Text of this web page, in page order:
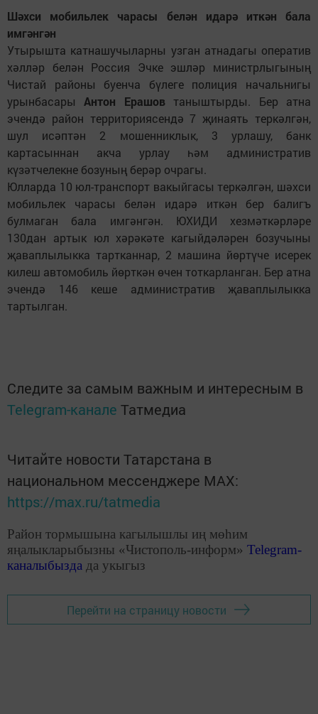
Шәхси мобильлек чарасы белән идарә иткән бала
имгәнгән
Утырышта катнашучыларны узган атнадагы оператив
хәлләр белән Россия Эчке эшләр министрлыгының
Чистай районы буенча бүлеге полиция начальнигы
урынбасарыАнтон Ерашовтаныштырды. Бер атна
эчендә район территориясендә 7 җинаять теркәлгән,
шул исәптән 2 мошенниклык, 3 урлашу, банк
картасыннан акча урлау һәм административ
күзәтчелекне бозуның берәр очрагы.
Юлларда 10 юл-транспорт вакыйгасы теркәлгән, шәхси
мобильлек чарасы белән идарә иткән бер балигъ
булмаган бала имгәнгән. ЮХИДИ хезмәткәрләре
130дан артык юл хәрәкәте кагыйдәләрен бозучыны
җаваплылыкка тартканнар, 2 машина йөртүче исерек
килеш автомобиль йөрткән өчен тоткарланган. Бер атна
эчендә 146 кеше административ җаваплылыкка
тартылган.
Следите за самым важным и интересным в
Telegram-канале Татмедиа
Читайте новости Татарстана в
национальном мессенджере MАХ:
https://max.ru/tatmedia
Район тормышына кагылышлы иң мөһим
яңалыкларыбызны «Чистополь-информ» Telegram-
каналыбызда да укыгыз
Перейти на страницу новости